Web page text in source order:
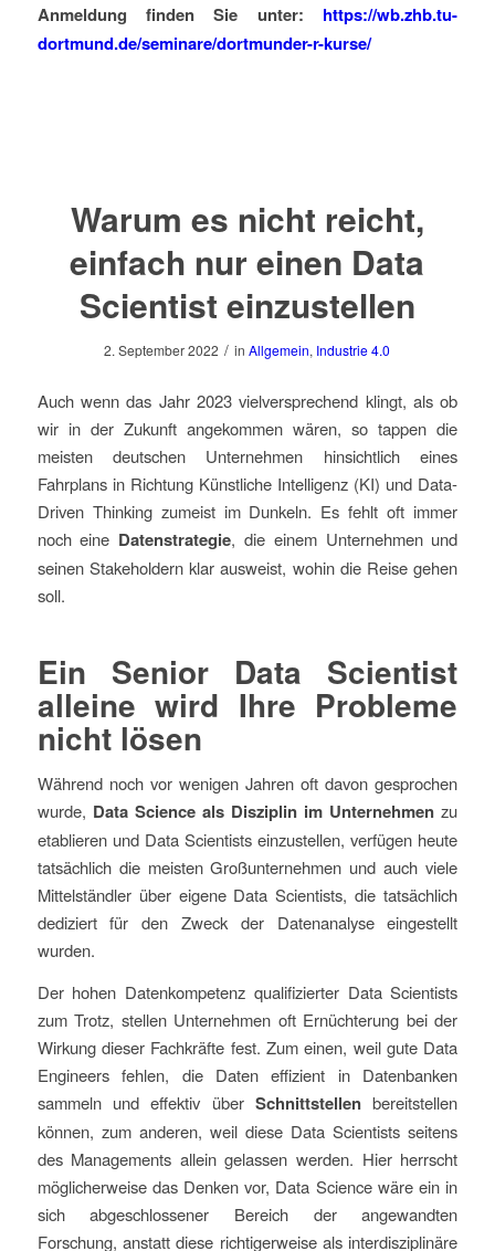
Anmeldung finden Sie unter: https://wb.zhb.tu-
dortmund.de/seminare/dortmunder-r-kurse/
Warum es nicht reicht,
einfach nur einen Data
Scientist einzustellen
2. September 2022 / inAllgemein, Industrie 4.0
Auch wenn das Jahr 2023 vielversprechend klingt, als ob
wir in der Zukunft angekommen wären, so tappen die
meisten deutschen Unternehmen hinsichtlich eines
Fahrplans in Richtung Künstliche Intelligenz (KI) und Data-
Driven Thinking zumeist im Dunkeln. Es fehlt oft immer
noch eine Datenstrategie, die einem Unternehmen und
seinen Stakeholdern klar ausweist, wohin die Reise gehen
soll.
Ein Senior Data Scientist
alleine wird Ihre Probleme
nicht lösen
Während noch vor wenigen Jahren oft davon gesprochen
wurde, Data Science als Disziplin im Unternehmen zu
etablieren und Data Scientists einzustellen, verfügen heute
tatsächlich die meisten Großunternehmen und auch viele
Mittelständler über eigene Data Scientists, die tatsächlich
dediziert für den Zweck der Datenanalyse eingestellt
wurden.
Der hohen Datenkompetenz qualifizierter Data Scientists
zum Trotz, stellen Unternehmen oft Ernüchterung bei der
Wirkung dieser Fachkräfte fest. Zum einen, weil gute Data
Engineers fehlen, die Daten effizient in Datenbanken
sammeln und effektiv überSchnittstellen bereitstellen
können, zum anderen, weil diese Data Scientists seitens
des Managements allein gelassen werden. Hier herrscht
möglicherweise das Denken vor, Data Science wäre ein in
sich abgeschlossener Bereich der angewandten
Forschung, anstatt diese richtigerweise als interdisziplinäre